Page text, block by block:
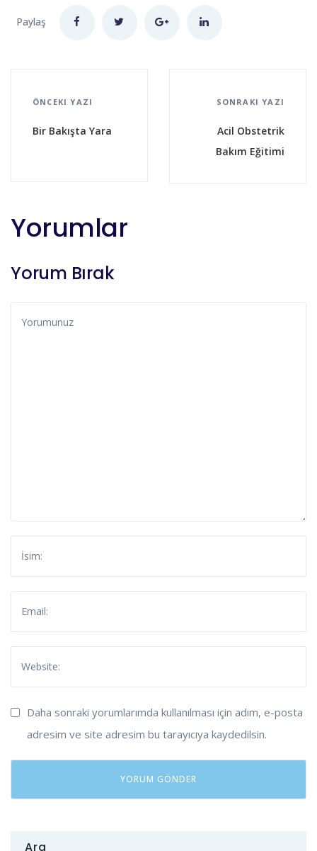
Paylaş
ÖNCEKI YAZI
Bir Bakışta Yara
SONRAKI YAZI
Acil Obstetrik
Bakım Eğitimi
Yorumlar
Yorum Bırak
Daha sonraki yorumlarımda kullanılması için adım, e-posta
adresim ve site adresim bu tarayıcıya kaydedilsin.
Ara